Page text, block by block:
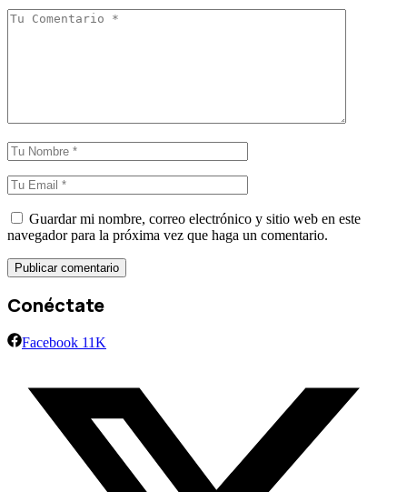
Guardar mi nombre, correo electrónico y sitio web en este
navegador para la próxima vez que haga un comentario.
Conéctate
Facebook 11K